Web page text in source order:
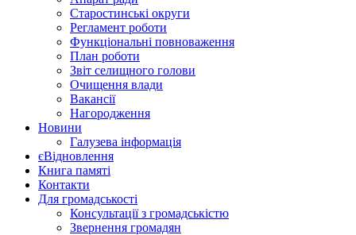
Старостинські округи
Регламент роботи
Функціональні повноваження
План роботи
Звіт селищного голови
Очищення влади
Вакансії
Нагородження
Новини
Галузева інформація
єВідновлення
Книга памяті
Контакти
Для громадськості
Консультації з громадськістю
Звернення громадян